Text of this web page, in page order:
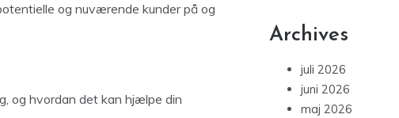
og nuværende kunder på og
og hvordan det kan hjælpe din
Archives
juli 2026
juni 2026
maj 2026